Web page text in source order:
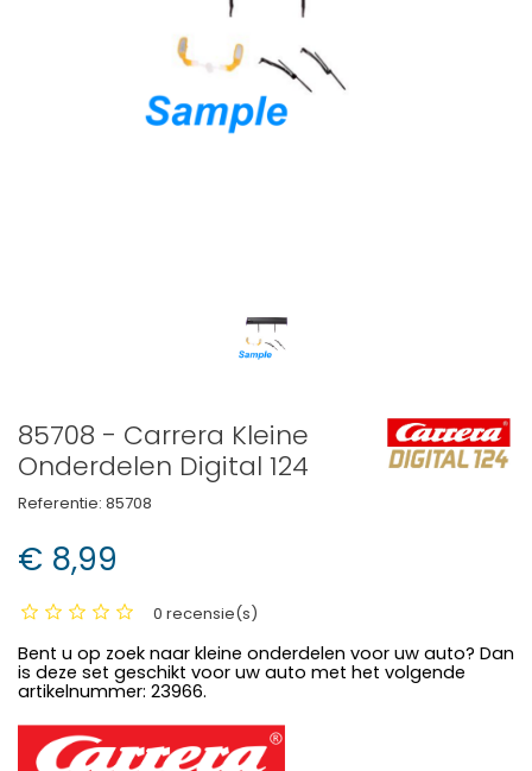
85708 - Carrera Kleine
Onderdelen Digital 124
Referentie: 85708
€ 8,99
0 recensie(s)
Bent u op zoek naar kleine onderdelen voor uw auto? Dan
is deze set geschikt voor uw auto met het volgende
artikelnummer: 23966.